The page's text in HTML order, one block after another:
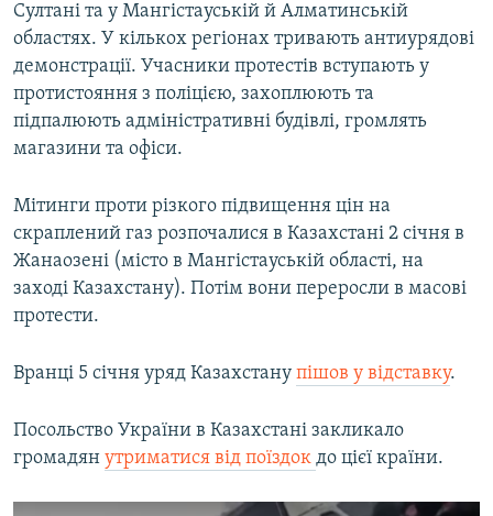
Султані та у Мангістауській й Алматинській
областях. У кількох регіонах тривають антиурядові
демонстрації. Учасники протестів вступають у
протистояння з поліцією, захоплюють та
підпалюють адміністративні будівлі, громлять
магазини та офіси.
Мітинги проти різкого підвищення цін на
скраплений газ розпочалися в Казахстані 2 січня в
Жанаозені (місто в Мангістауській області, на
заході Казахстану). Потім вони переросли в масові
протести.
Вранці 5 січня уряд Казахстану пішов у відставку.
Посольство України в Казахстані закликало
громадян утриматися від поїздок до цієї країни.